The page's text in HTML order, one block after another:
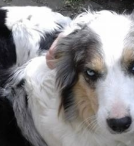
MEMBRES
Nous contacter
Ouvrir la
Navigation Rapide
est hébergé par Webdomain.com.